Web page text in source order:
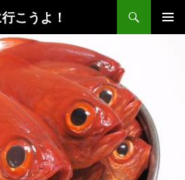
こうよ！